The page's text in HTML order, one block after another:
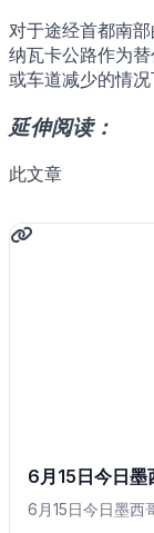
对于途经首都南
纳瓦卡公路作为
或车道减少的情况
延伸阅读：
此文章
6月15日今日墨
6月15日今日墨西